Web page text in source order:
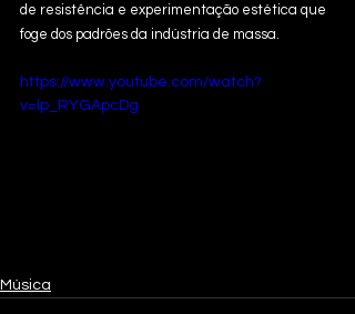
de resistência e experimentação estética que
foge dos padrões da indústria de massa.
https://www.youtube.com/watch?
v=lp_RYGApcDg
Música